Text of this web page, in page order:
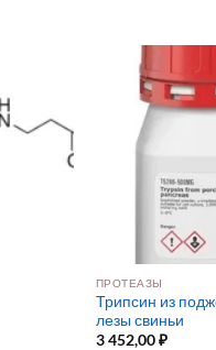
ПРОТЕАЗЫ
Трипсин из
лезы свиньи
3 452,00₽